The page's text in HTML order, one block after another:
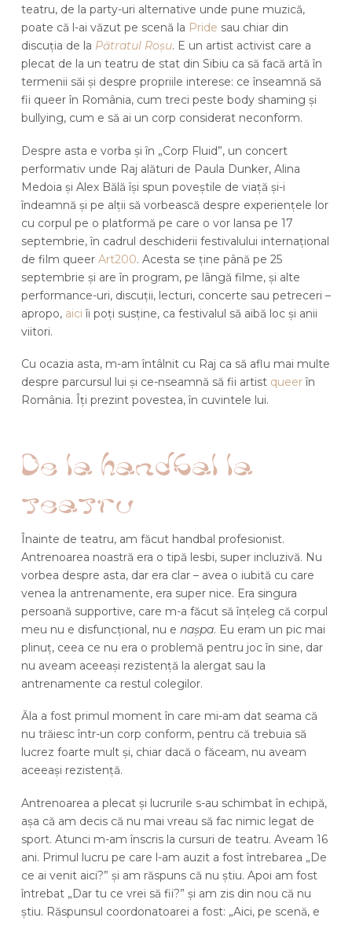
teatru, de la party-uri alternative unde pune muzică,
poate că l-ai văzut pe scenă la Pride sau chiar din
discuția de la Pătratul Roșu. E un artist activist care a
plecat de la un teatru de stat din Sibiu ca să facă artă în
termenii săi și despre propriile interese: ce înseamnă să
fii queer în România, cum treci peste body shaming și
bullying, cum e să ai un corp considerat neconform.
Despre asta e vorba și în „Corp Fluid”, un concert
performativ unde Raj alături de Paula Dunker, Alina
Medoia și Alex Bălă își spun poveștile de viață și-i
îndeamnă și pe alții să vorbească despre experiențele lor
cu corpul pe o platformă pe care o vor lansa pe 17
septembrie, în cadrul deschiderii festivalului internațional
de film queer Art200. Acesta se ține până pe 25
septembrie și are în program, pe lângă filme, și alte
performance-uri, discuții, lecturi, concerte sau petreceri –
apropo, aici îi poți susține, ca festivalul să aibă loc și anii
viitori.
Cu ocazia asta, m-am întâlnit cu Raj ca să aflu mai multe
despre parcursul lui și ce-nseamnă să fii artist queerîn
România. Îți prezint povestea, în cuvintele lui.
De la handbal la
teatru
Înainte de teatru, am făcut handbal profesionist.
Antrenoarea noastră era o tipă lesbi, super incluzivă. Nu
vorbea despre asta, dar era clar – avea o iubită cu care
venea la antrenamente, era super nice. Era singura
persoană supportive, care m-a făcut să înțeleg că corpul
meu nu e disfuncțional, nu e nașpa. Eu eram un pic mai
plinuț, ceea ce nu era o problemă pentru joc în sine, dar
nu aveam aceeași rezistență la alergat sau la
antrenamente ca restul colegilor.
Ăla a fost primul moment în care mi-am dat seama că
nu trăiesc într-un corp conform, pentru că trebuia să
lucrez foarte mult și, chiar dacă o făceam, nu aveam
aceeași rezistență.
Antrenoarea a plecat și lucrurile s-au schimbat în echipă,
așa că am decis că nu mai vreau să fac nimic legat de
sport. Atunci m-am înscris la cursuri de teatru. Aveam 16
ani. Primul lucru pe care l-am auzit a fost întrebarea „De
ce ai venit aici?” și am răspuns că nu știu. Apoi am fost
întrebat „Dar tu ce vrei să fii?” și am zis din nou că nu
știu. Răspunsul coordonatoarei a fost: „Aici, pe scenă, e